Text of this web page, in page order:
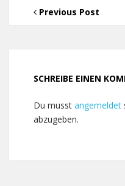
Previous Post
SCHREIBE EINEN
Du musst angemeldet
abzugeben.